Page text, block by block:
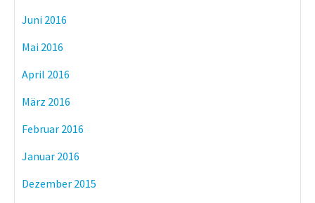
Juni 2016
Mai 2016
April 2016
März 2016
Februar 2016
Januar 2016
Dezember 2015